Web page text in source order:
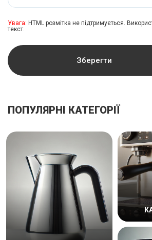
Увага: HTML розмітка не підтримується.
текст.
Зберегти
ПОПУЛЯРНІ КАТЕГОРІЇ